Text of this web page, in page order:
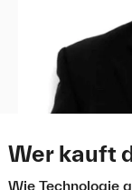
Wer kauft
Wie Technologie